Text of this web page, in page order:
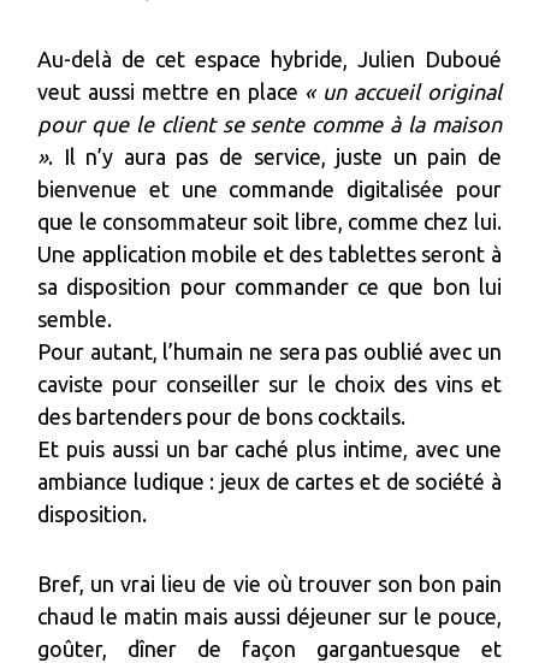
Au-delà de cet espace hybride, Julien Duboué
veut aussi mettre en place « un accueil original
pour que le client se sente comme à la maison
». Il n’y aura pas de service, juste un pain de
bienvenue et une commande digitalisée pour
que le consommateur soit libre, comme chez lui.
Une application mobile et des tablettes seront à
sa disposition pour commander ce que bon lui
semble.
Pour autant, l’humain ne sera pas oublié avec un
caviste pour conseiller sur le choix des vins et
des bartenders pour de bons cocktails.
Et puis aussi un bar caché plus intime, avec une
ambiance ludique : jeux de cartes et de société à
disposition.
Bref, un vrai lieu de vie où trouver son bon pain
chaud le matin mais aussi déjeuner sur le pouce,
goûter, dîner de façon gargantuesque et